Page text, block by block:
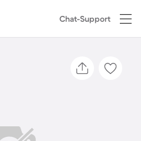
Chat-Support